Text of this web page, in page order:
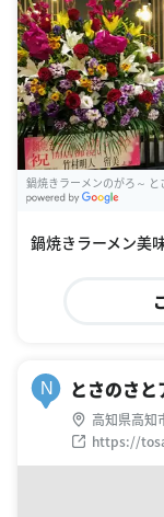
鍋焼きラーメンのがろ～
鍋焼きラーメン美
N とさのさと
高知県高知
https://